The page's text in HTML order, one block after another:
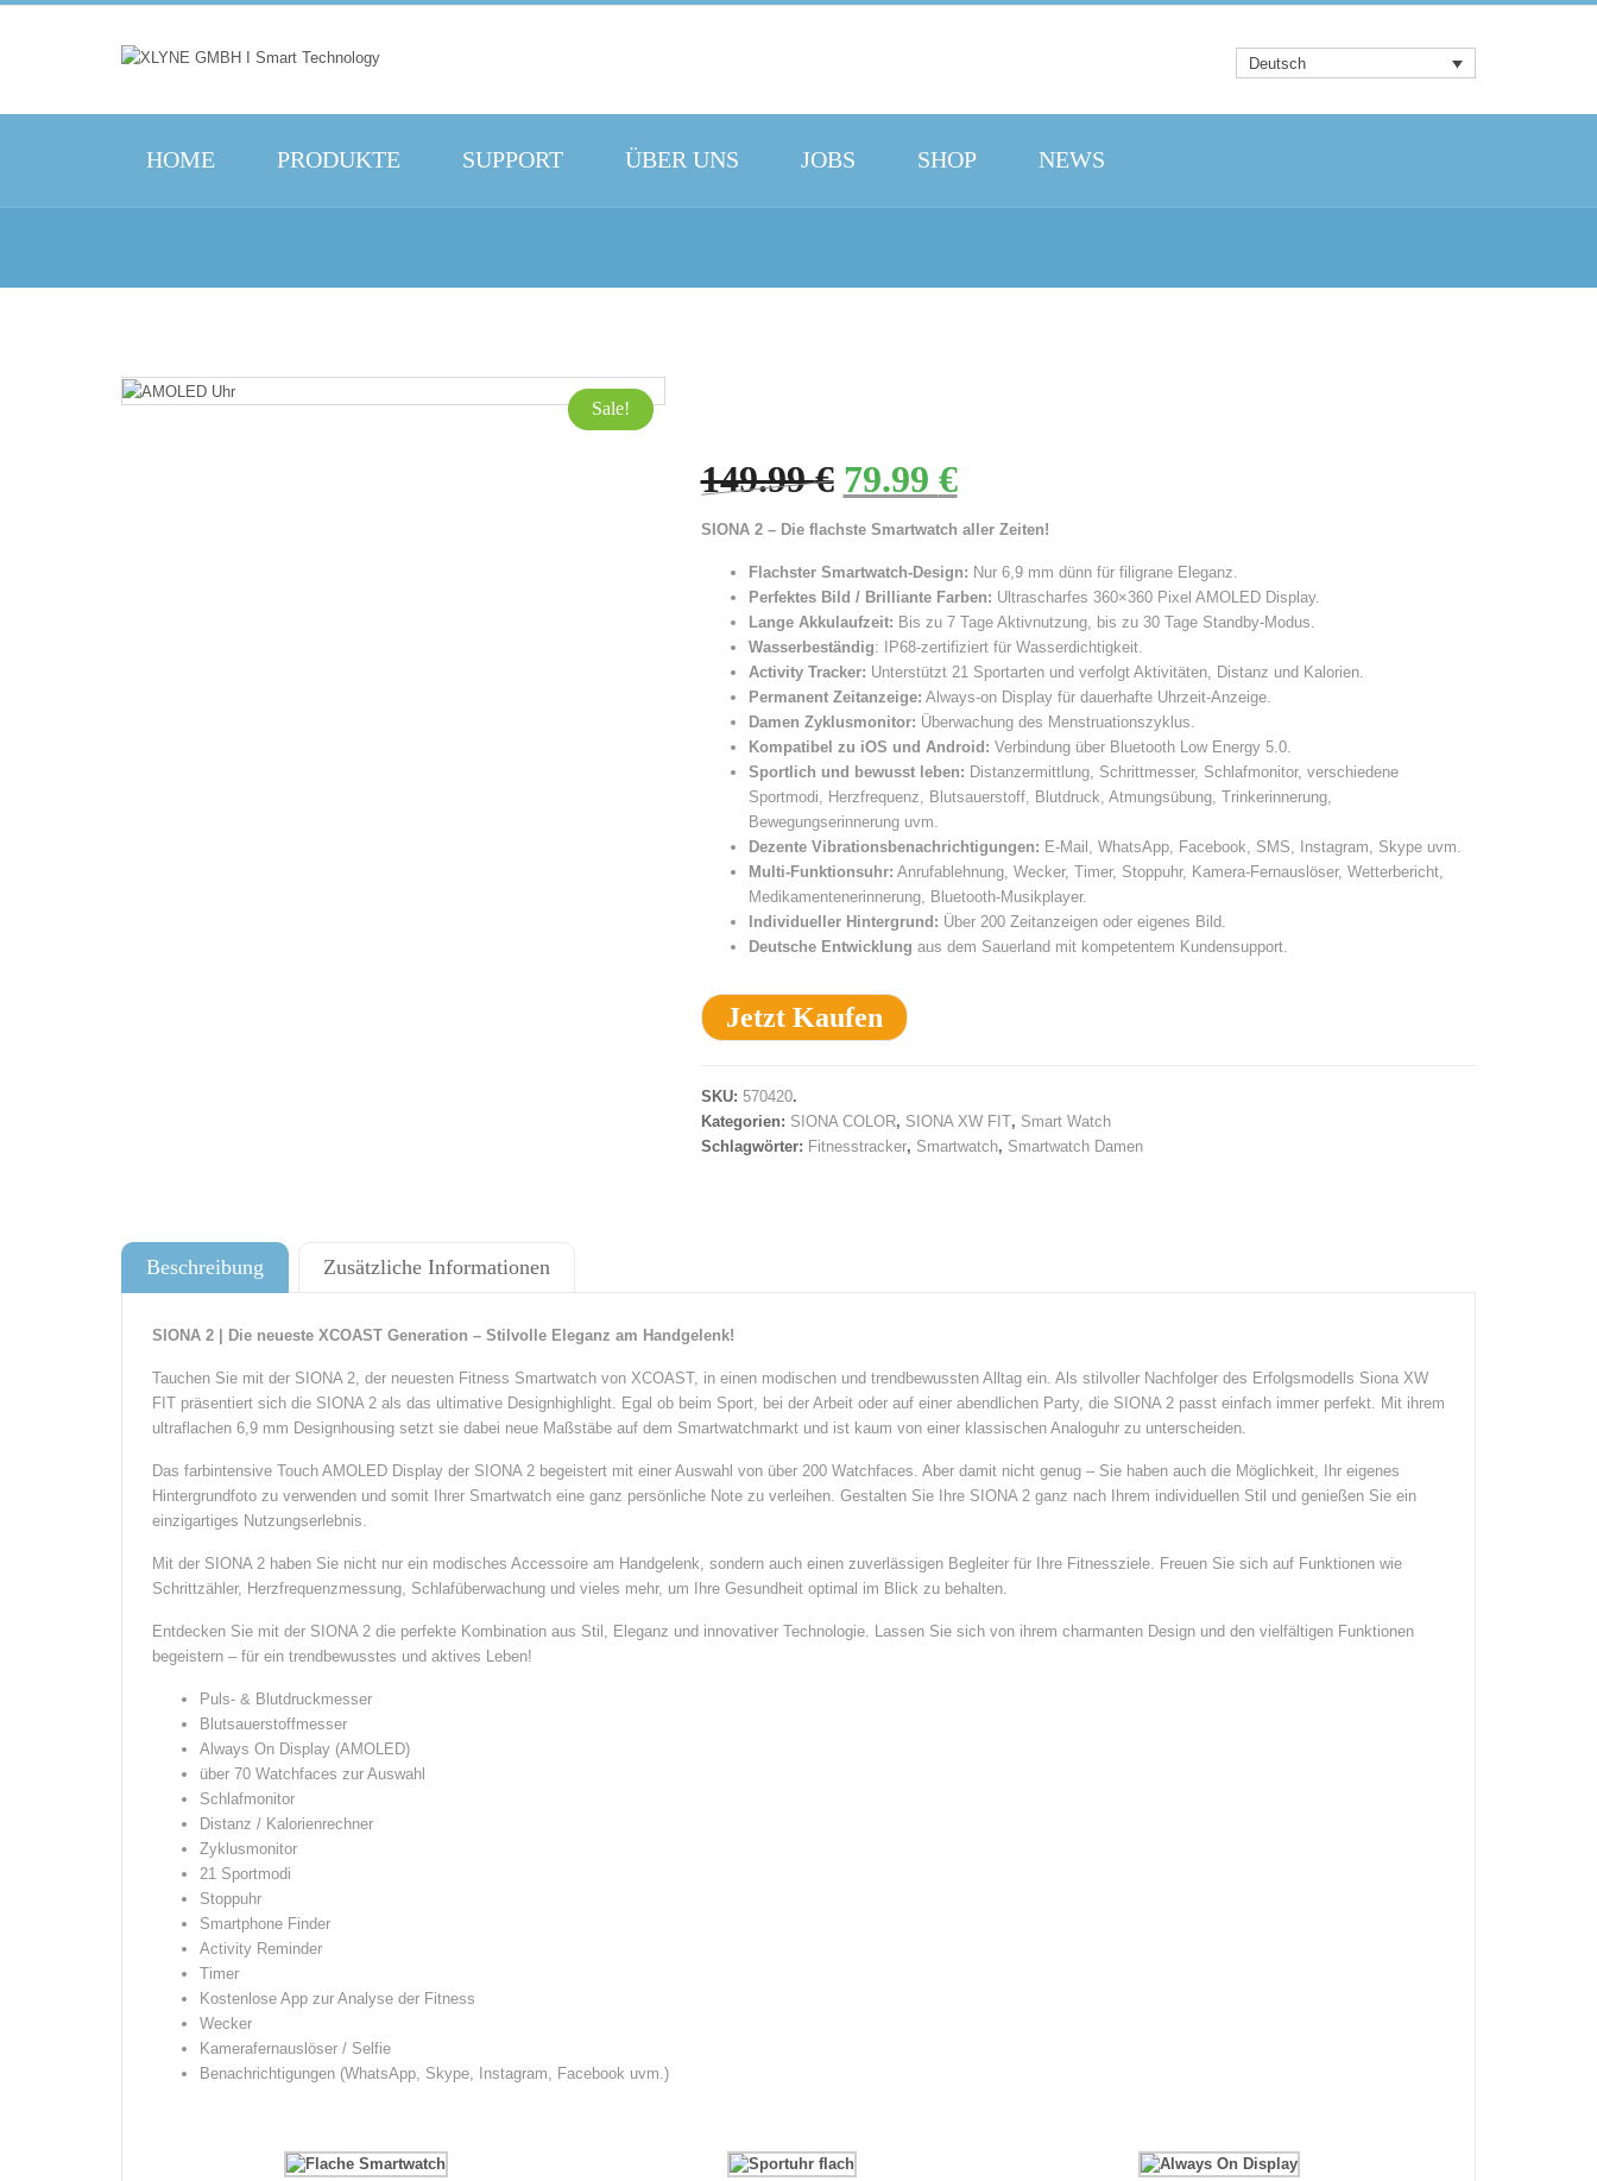
Deutsch
HOME PRODUKTE SUPPORT ÜBER UNS JOBS SHOP NEWS
Sale!
149.99€ Ursprünglicher Preis war: 149.99 €
79.99 €Aktueller Preis ist: 79.99 €.
SIONA 2 – Die flachste Smartwatch aller Zeiten!
Flachster Smartwatch-Design: Nur 6,9 mm dünn für filigrane Eleganz.
Perfektes Bild / Brilliante Farben: Ultrascharfes 360×360 Pixel AMOLED Display.
Lange Akkulaufzeit: Bis zu 7 Tage Aktivnutzung, bis zu 30 Tage Standby-Modus.
Wasserbeständig: IP68-zertifiziert für Wasserdichtigkeit.
Activity Tracker: Unterstützt 21 Sportarten und verfolgt Aktivitäten, Distanz und Kalorien.
Permanent Zeitanzeige: Always-on Display für dauerhafte Uhrzeit-Anzeige.
Damen Zyklusmonitor: Überwachung des Menstruationszyklus.
Kompatibel zu iOS und Android: Verbindung über Bluetooth Low Energy 5.0.
Sportlich und bewusst leben: Distanzermittlung, Schrittmesser, Schlafmonitor, verschiedene
Sportmodi, Herzfrequenz, Blutsauerstoff, Blutdruck, Atmungsübung, Trinkerinnerung,
Bewegungserinnerung uvm.
Dezente Vibrationsbenachrichtigungen: E-Mail, WhatsApp, Facebook, SMS, Instagram, Skype uvm.
Multi-Funktionsuhr: Anrufablehnung, Wecker, Timer, Stoppuhr, Kamera-Fernauslöser, Wetterbericht,
Medikamentenerinnerung, Bluetooth-Musikplayer.
Individueller Hintergrund: Über 200 Zeitanzeigen oder eigenes Bild.
Deutsche Entwicklung aus dem Sauerland mit kompetentem Kundensupport.
Jetzt Kaufen
SKU: 570420.
Kategorien: SIONA COLOR, SIONA XW FIT, Smart Watch
Schlagwörter: Fitnesstracker, Smartwatch, Smartwatch Damen
Beschreibung Zusätzliche Informationen
SIONA 2 | Die neueste XCOAST Generation – Stilvolle Eleganz am Handgelenk!
Tauchen Sie mit der SIONA 2, der neuesten Fitness Smartwatch von XCOAST, in einen modischen und trendbewussten Alltag ein. Als stilvoller Nachfolger des Erfolgsmodells Siona XW
FIT präsentiert sich die SIONA 2 als das ultimative Designhighlight. Egal ob beim Sport, bei der Arbeit oder auf einer abendlichen Party, die SIONA 2 passt einfach immer perfekt. Mit ihrem
ultraflachen 6,9 mm Designhousing setzt sie dabei neue Maßstäbe auf dem Smartwatchmarkt und ist kaum von einer klassischen Analoguhr zu unterscheiden.
Das farbintensive Touch AMOLED Display der SIONA 2 begeistert mit einer Auswahl von über 200 Watchfaces. Aber damit nicht genug – Sie haben auch die Möglichkeit, Ihr eigenes
Hintergrundfoto zu verwenden und somit Ihrer Smartwatch eine ganz persönliche Note zu verleihen. Gestalten Sie Ihre SIONA 2 ganz nach Ihrem individuellen Stil und genießen Sie ein
einzigartiges Nutzungserlebnis.
Mit der SIONA 2 haben Sie nicht nur ein modisches Accessoire am Handgelenk, sondern auch einen zuverlässigen Begleiter für Ihre Fitnessziele. Freuen Sie sich auf Funktionen wie
Schrittzähler, Herzfrequenzmessung, Schlafüberwachung und vieles mehr, um Ihre Gesundheit optimal im Blick zu behalten.
Entdecken Sie mit der SIONA 2 die perfekte Kombination aus Stil, Eleganz und innovativer Technologie. Lassen Sie sich von ihrem charmanten Design und den vielfältigen Funktionen
begeistern – für ein trendbewusstes und aktives Leben!
Puls- & Blutdruckmesser
Blutsauerstoffmesser
Always On Display (AMOLED)
über 70 Watchfaces zur Auswahl
Schlafmonitor
Distanz / Kalorienrechner
Zyklusmonitor
21 Sportmodi
Stoppuhr
Smartphone Finder
Activity Reminder
Timer
Kostenlose App zur Analyse der Fitness
Wecker
Kamerafernauslöser / Selfie
Benachrichtigungen (WhatsApp, Skype, Instagram, Facebook uvm.)